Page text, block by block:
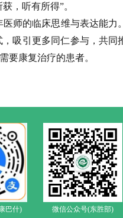
，听有所得”。
师的临床思维与表达能力
吸引更多同仁参与，共同
要康复治疗的患者。
巴什) 微信公众号(东胜部)